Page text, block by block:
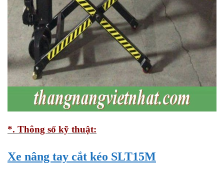
*. Thông số kỹ thuật:
Xe nâng tay cắt kéo SLT15M